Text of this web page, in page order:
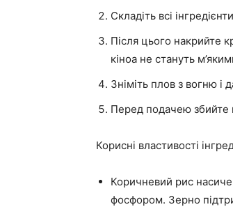
Складіть всі
Після цього накрийте
кіноа не стануть
Зніміть плов з вогню і
Перед подачею збийте
Корисні властивості
Коричневий рис
фосфором. Зерно